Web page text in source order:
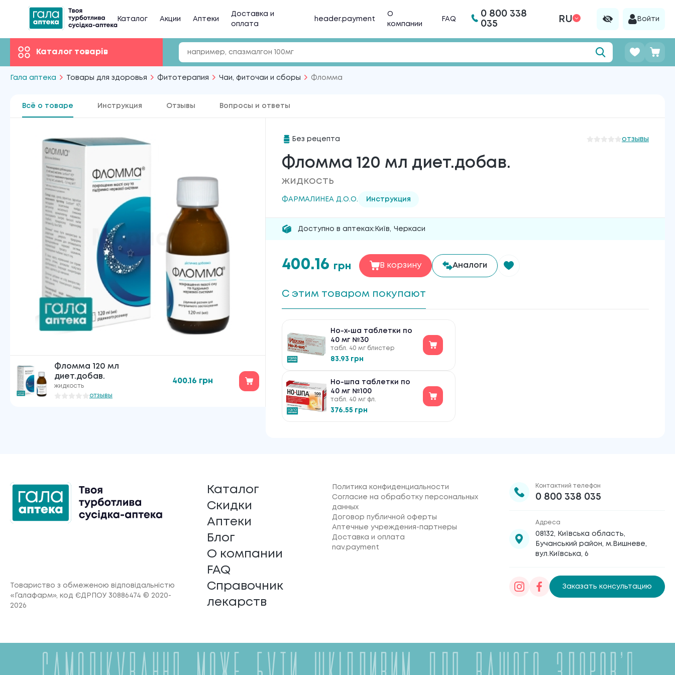
Каталог Акции Аптеки
Доставка и
оплата
header.payment
О
компании
FAQ
0 800 338
035
RU Войти
Каталог товарів
Гала аптека Товары для здоровья Фитотерапия Чаи, фиточаи и сборы Фломма
Всё о товаре Инструкция Отзывы Вопросы и ответы
Фломма 120 мл
диет.добав.
жидкость
отзывы
400.16 грн
Без рецепта отзывы
Фломма 120 мл диет.добав.
жидкость
ФАРМАЛИНЕА Д.О.О. Инструкция
Доступно в аптеках: Київ, Черкаси
400.16 грн В корзину Аналоги
С этим товаром покупают
Но-х-ша таблетки по
40 мг №30
табл. 40 мг блистер
83.93 грн
Но-шпа таблетки по
40 мг №100
табл. 40 мг фл.
376.55 грн
Товариство з обмеженою відповідальністю
«Галафарм», код ЄДРПОУ 30886474 © 2020-
2026
Каталог
Скидки
Аптеки
Блог
О компании
FAQ
Справочник
лекарств
Политика конфиденциальности
Согласие на обработку персональных
данных
Договор публичной оферты
Аптечные учреждения-партнеры
Доставка и оплата
nav.payment
Контактний телефон
0 800 338 035
Адреса
08132, Київська область,
Бучанський район, м.Вишневе,
вул.Київська, 6
Заказать консультацию